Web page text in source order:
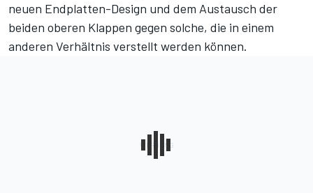
neuen Endplatten-Design und dem Austausch der
beiden oberen Klappen gegen solche, die in einem
anderen Verhältnis verstellt werden können.